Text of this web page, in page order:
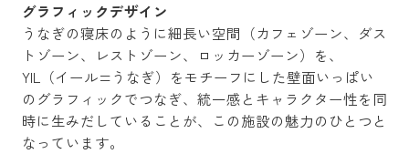
グラフィックデザイン
うなぎの寝床のように細長い空間（カフェゾーン、ダス
トゾーン、レストゾーン、ロッカーゾーン）を、
YIL（イール=うなぎ）をモチーフにした壁面いっぱい
のグラフィックでつなぎ、統一感とキャラクター性を同
時に生みだしていることが、この施設の魅力のひとつと
なっています。